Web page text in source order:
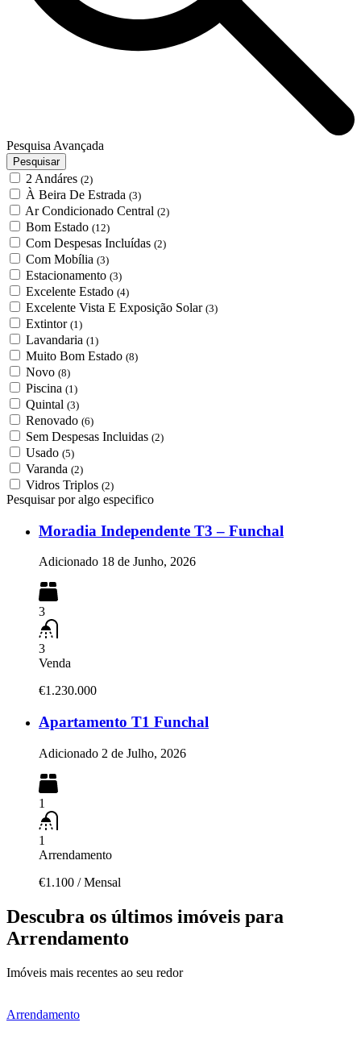
Pesquisa Avançada
Pesquisar
2 Andáres (2)
À Beira De Estrada (3)
Ar Condicionado Central (2)
Bom Estado (12)
Com Despesas Incluídas (2)
Com Mobília (3)
Estacionamento (3)
Excelente Estado (4)
Excelente Vista E Exposição Solar (3)
Extintor (1)
Lavandaria (1)
Muito Bom Estado (8)
Novo (8)
Piscina (1)
Quintal (3)
Renovado (6)
Sem Despesas Incluidas (2)
Usado (5)
Varanda (2)
Vidros Triplos (2)
Pesquisar por algo especifico
Moradia Independente T3 – Funchal
Adicionado 18 de Junho, 2026
3
3
Venda
€1.230.000
Apartamento T1 Funchal
Adicionado 2 de Julho, 2026
1
1
Arrendamento
€1.100 / Mensal
Descubra os últimos imóveis para
Arrendamento
Imóveis mais recentes ao seu redor
Arrendamento